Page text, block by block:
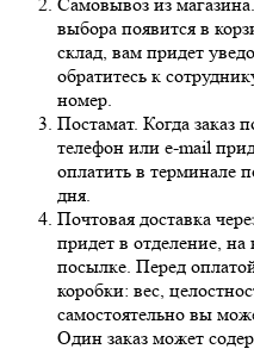
выбора появится в
склад, вам придет
обратитесь к
номер.
Постамат. Когда заказ
телефон или e-mail
оплатить в терминале
дня.
Почтовая доставка
придет в отделение,
посылке. Перед
коробки: вес,
самостоятельно вы
Один заказ может